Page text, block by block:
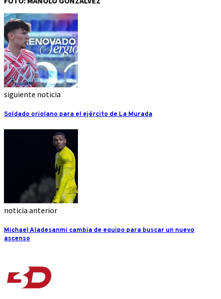
siguiente noticia
Soldado oriolano para el ejército de La Murada
noticia anterior
Michael Aladesanmi cambia de equipo para buscar un nuevo
ascenso